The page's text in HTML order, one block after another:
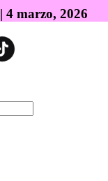
| 4 marzo, 2026